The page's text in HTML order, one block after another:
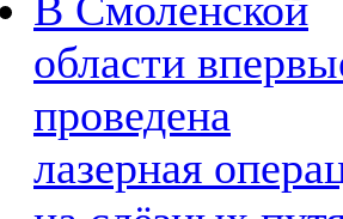
области
проведена
лазерная